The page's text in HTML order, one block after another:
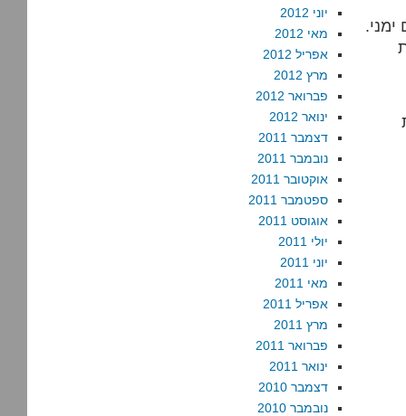
יוני 2012
מאי 2012
אפריל 2012
מרץ 2012
פברואר 2012
ינואר 2012
דצמבר 2011
נובמבר 2011
אוקטובר 2011
ספטמבר 2011
אוגוסט 2011
יולי 2011
יוני 2011
מאי 2011
אפריל 2011
מרץ 2011
פברואר 2011
ינואר 2011
דצמבר 2010
נובמבר 2010